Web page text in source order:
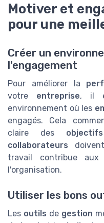
Motiver et
pour une
Créer un
l'engagement
Pour améliorer la
votre entreprise, il
environnement où les
engagés. Cela
claire des objectifs
collaborateurs
travail contribue aux
l'organisation.
Utiliser les bons
Les outils de gestion